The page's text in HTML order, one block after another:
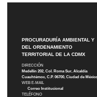
PROCURADURÍA AMBIENTAL Y
DEL ORDENAMIENTO
TERRITORIAL DE LA CDMX
DIRECCIÓN
Medellín 202, Col. Roma Sur, Alcaldía
Cuauhtémoc, C.P. 06700, Ciudad de
WEB E-MAIL
Correo Institucional
TELÉFONO